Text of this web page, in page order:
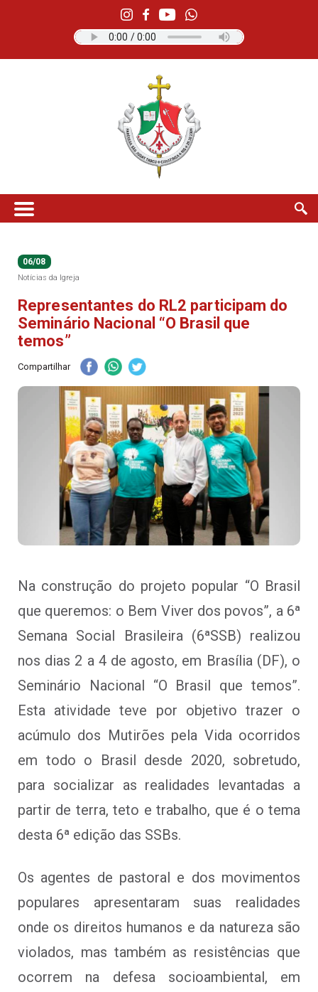
06/08
Notícias da Igreja
Representantes do RL2 participam do
Seminário Nacional “O Brasil que
temos”
Compartilhar
Na construção do projeto popular “O Brasil
que queremos: o Bem Viver dos povos”, a 6ª
Semana Social Brasileira (6ªSSB) realizou
nos dias 2 a 4 de agosto, em Brasília (DF), o
Seminário Nacional “O Brasil que temos”.
Esta atividade teve por objetivo trazer o
acúmulo dos Mutirões pela Vida ocorridos
em todo o Brasil desde 2020, sobretudo,
para socializar as realidades levantadas a
partir de terra, teto e trabalho, que é o tema
desta 6ª edição das SSBs.
Os agentes de pastoral e dos movimentos
populares apresentaram suas realidades
onde os direitos humanos e da natureza são
violados, mas também as resistências que
ocorrem na defesa socioambiental, em